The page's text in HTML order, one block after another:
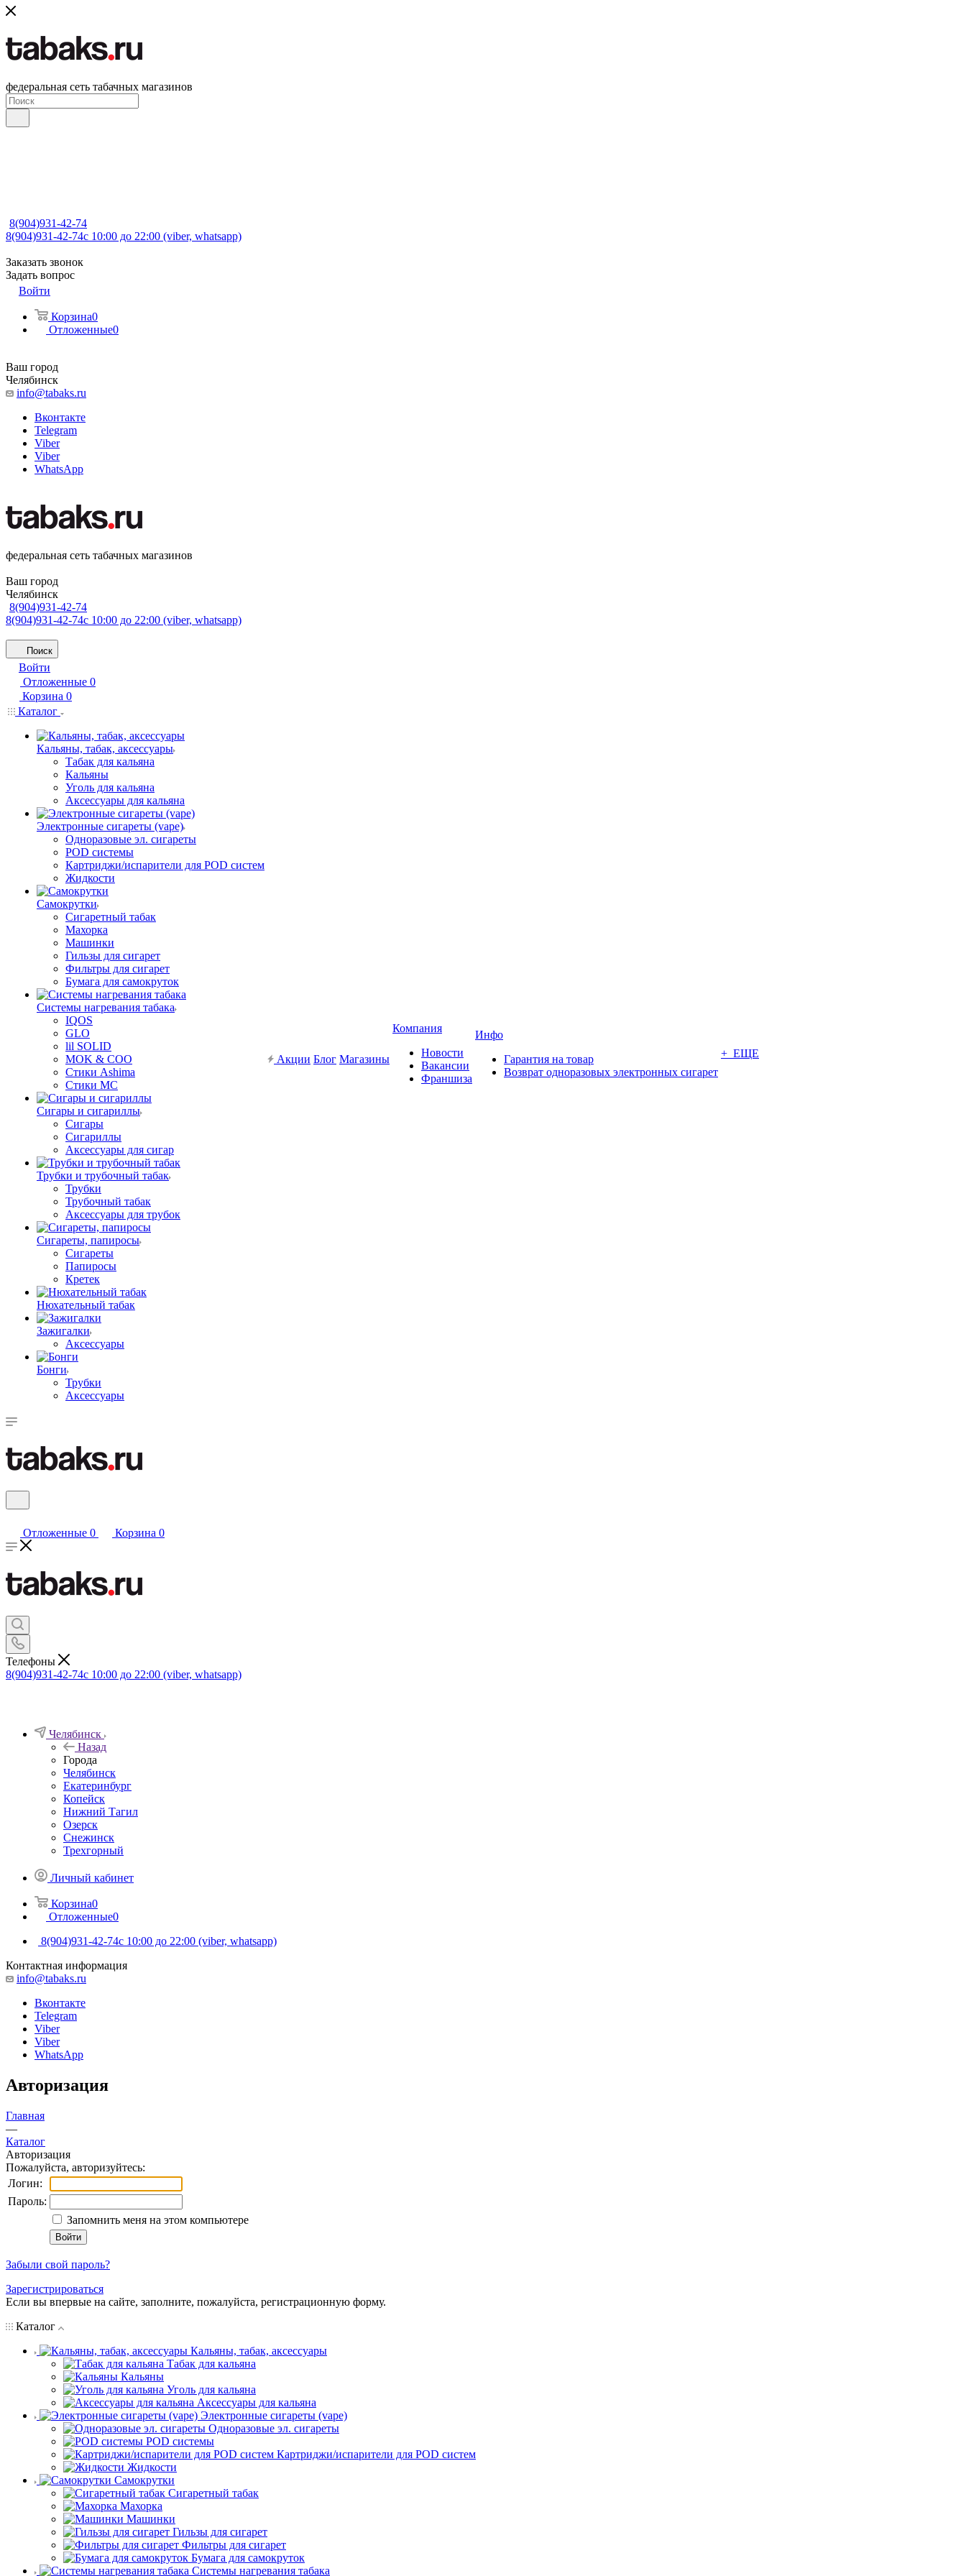
федеральная сеть табачных магазинов
8(904)931-42-74
8(904)931-42-74с 10:00 до 22:00 (viber, whatsapp)
Заказать звонок
Задать вопрос
Войти
Корзина0
Отложенные0
Ваш город
Челябинск
info@tabaks.ru
Вконтакте
Telegram
Viber
Viber
WhatsApp
федеральная сеть табачных магазинов
Ваш город
Челябинск
8(904)931-42-74
8(904)931-42-74с 10:00 до 22:00 (viber, whatsapp)
Поиск
Войти
Отложенные 0
Корзина 0
Каталог
Кальяны, табак, аксессуары
Табак для кальяна
Кальяны
Уголь для кальяна
Аксессуары для кальяна
Электронные сигареты (vape)
Одноразовые эл. сигареты
POD системы
Картриджи/испарители для POD систем
Жидкости
Самокрутки
Сигаретный табак
Махорка
Машинки
Гильзы для сигарет
Фильтры для сигарет
Бумага для самокруток
Системы нагревания табака
IQOS
GLO
lil SOLID
MOK & COO
Стики Ashima
Стики MC
Сигары и сигариллы
Сигары
Сигариллы
Аксессуары для сигар
Трубки и трубочный табак
Трубки
Трубочный табак
Аксессуары для трубок
Сигареты, папиросы
Сигареты
Папиросы
Кретек
Нюхательный табак
Зажигалки
Аксессуары
Бонги
Трубки
Аксессуары
Акции Блог Магазины
Компания
Новости
Вакансии
Франшиза
Инфо
Гарантия на товар
Возврат одноразовых электронных сигарет
+ ЕЩЕ
Отложенные 0 Корзина 0
Телефоны
8(904)931-42-74с 10:00 до 22:00 (viber, whatsapp)
Челябинск
Назад
Города
Челябинск
Екатеринбург
Копейск
Нижний Тагил
Озерск
Снежинск
Трехгорный
Личный кабинет
Корзина0
Отложенные0
8(904)931-42-74с 10:00 до 22:00 (viber, whatsapp)
Контактная информация
info@tabaks.ru
Вконтакте
Telegram
Viber
Viber
WhatsApp
Авторизация
Главная
—
Каталог
Авторизация
Пожалуйста, авторизуйтесь:
Логин:
Пароль:
Запомнить меня на этом компьютере
Забыли свой пароль?
Зарегистрироваться
Если вы впервые на сайте, заполните, пожалуйста, регистрационную форму.
Каталог
Кальяны, табак, аксессуары
Табак для кальяна
Кальяны
Уголь для кальяна
Аксессуары для кальяна
Электронные сигареты (vape)
Одноразовые эл. сигареты
POD системы
Картриджи/испарители для POD систем
Жидкости
Самокрутки
Сигаретный табак
Махорка
Машинки
Гильзы для сигарет
Фильтры для сигарет
Бумага для самокруток
Системы нагревания табака